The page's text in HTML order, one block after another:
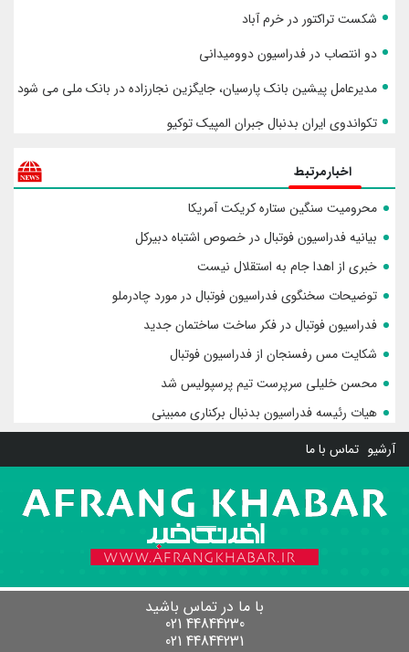
شکست تراکتور در خرم آباد
دو انتصاب در فدراسیون دوومیدانی
مدیرعامل پیشین بانک پارسیان، جایگزین نجارزاده در بانک ملی می شود
تکواندوی ایران بدنبال جبران المپیک توکیو
اخبارمرتبط
محرومیت سنگین ستاره کریکت آمریکا
بیانیه فدراسیون فوتبال در خصوص اشتباه دبیرکل
خبری از اهدا جام به استقلال نیست
توضیحات سخنگوی فدراسیون فوتبال در مورد چادرملو
فدراسیون فوتبال در فکر ساخت ساختمان جدید
شکایت مس رفسنجان از فدراسیون فوتبال
محسن خلیلی سرپرست تیم پرسپولیس شد
هیات رئیسه فدراسیون بدنبال برکناری ممبینی
آرشیو تماس با ما
با ما در تماس باشید
44844230 021
44844231 021